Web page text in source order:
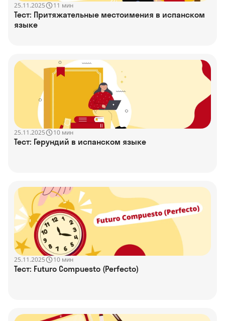
25.11.2025 11 мин
Тест: Притяжательные местоимения в испанском
языке
25.11.2025 10 мин
Тест: Герундий в испанском языке
25.11.2025 10 мин
Тест: Futuro Compuesto (Perfecto)